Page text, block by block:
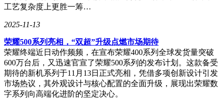
工艺复杂度上更胜一筹…
2025-11-13
荣耀500系列亮相，“双超”升级点燃市场期待
荣耀终端近日动作频频，在宣布荣耀400系列全球发货量突破
600万台后，又迅速官宣了荣耀500系列的发布计划。这款备受
期待的新机系列于11月13日正式亮相，凭借多项创新设计引发
市场热议，其外观设计与核心配置的全面升级，展现出荣耀数
字系列向高端化进阶的坚定决心。